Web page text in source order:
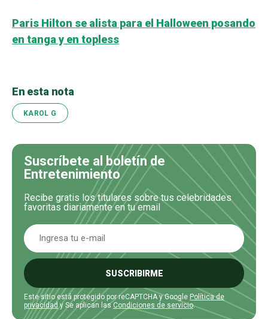
Paris Hilton se alista para el Halloween posando
en tanga y en topless
En esta nota
KAROL G
Suscríbete al boletín de
Entretenimiento
Recibe gratis los titulares sobre tus celebridades
favoritas diariamente en tu email
SUSCRIBIRME
Este sitio está protegido por reCAPTCHA y Google Política de
privacidad y Se aplican lasCondiciones de servicio.